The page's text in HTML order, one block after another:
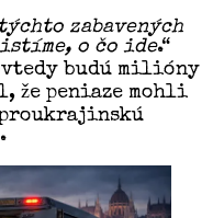
týchto zabavených
o čo ide.“
budú milióny
že peniaze mohli